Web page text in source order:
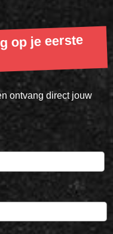
op je eerste
ontvang direct jouw